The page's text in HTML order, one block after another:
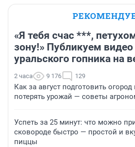
«Я тебя счас ***,
зону!» Публикуем
уральского гопника на
2 часа 9 176 129
Как за август подготовить
потерять урожай — советы
Успеть за 25 минут: что можно
сковороде быстро — простой и
пиццы